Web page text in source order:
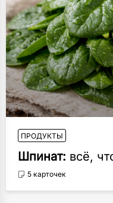
ПРОДУКТЫ
Шпинат: всё,
5 карточек